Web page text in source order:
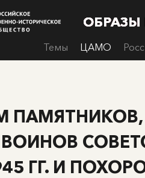
Темы ЦАМО
ГГ. И